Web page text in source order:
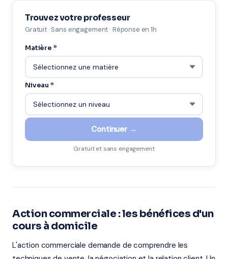
Trouvez votre professeur
Gratuit · Sans engagement · Réponse en 1h
Matière *
Niveau *
Continuer →
Gratuit et sans engagement
Action commerciale : les bénéfices d'un
cours à domicile
L'action commerciale demande de comprendre les